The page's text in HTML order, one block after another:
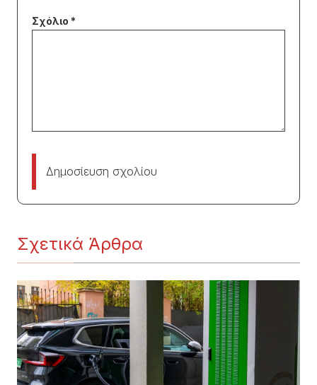
Δημοσίευση σχολίου
Σχετικά Άρθρα